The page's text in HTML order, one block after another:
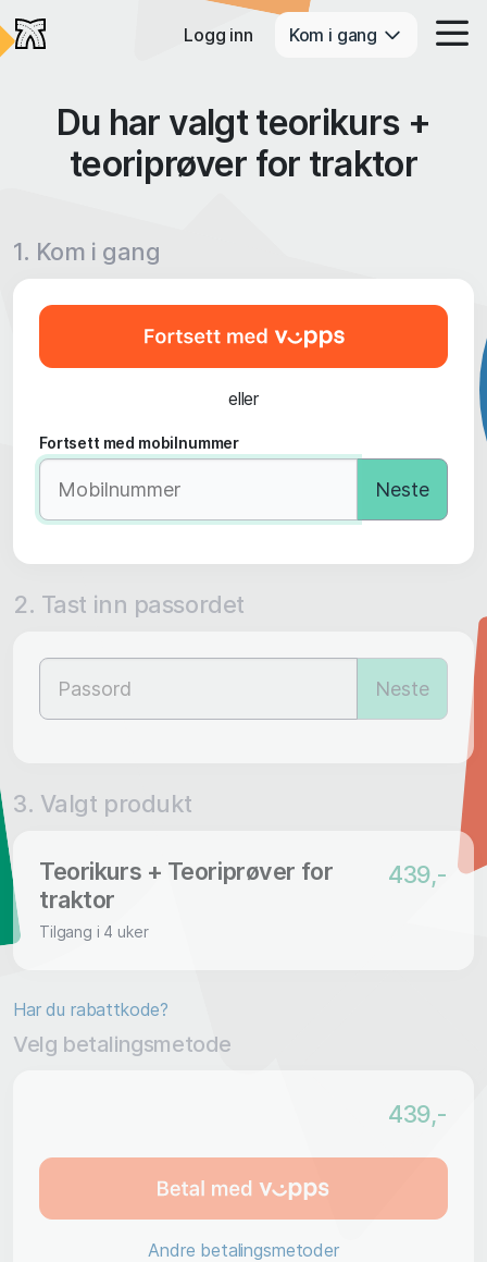
Logg inn Kom i gang
Du har valgt teorikurs +
teoriprøver for traktor
1. Kom i gang
eller
Fortsett med mobilnummer
Neste
2. Tast inn passordet
Neste
3. Valgt produkt
Teorikurs + Teoriprøver for
traktor
Tilgang i 4 uker
439,-
Har du rabattkode?
Velg betalingsmetode
Andre betalingsmetoder
439,-